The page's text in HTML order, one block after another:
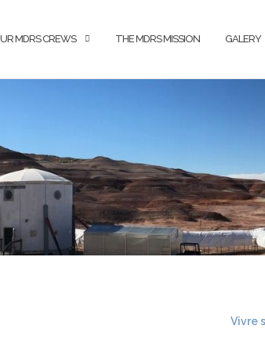
MDRS CREWS THE MDRS MISSION GALERY
Vivre